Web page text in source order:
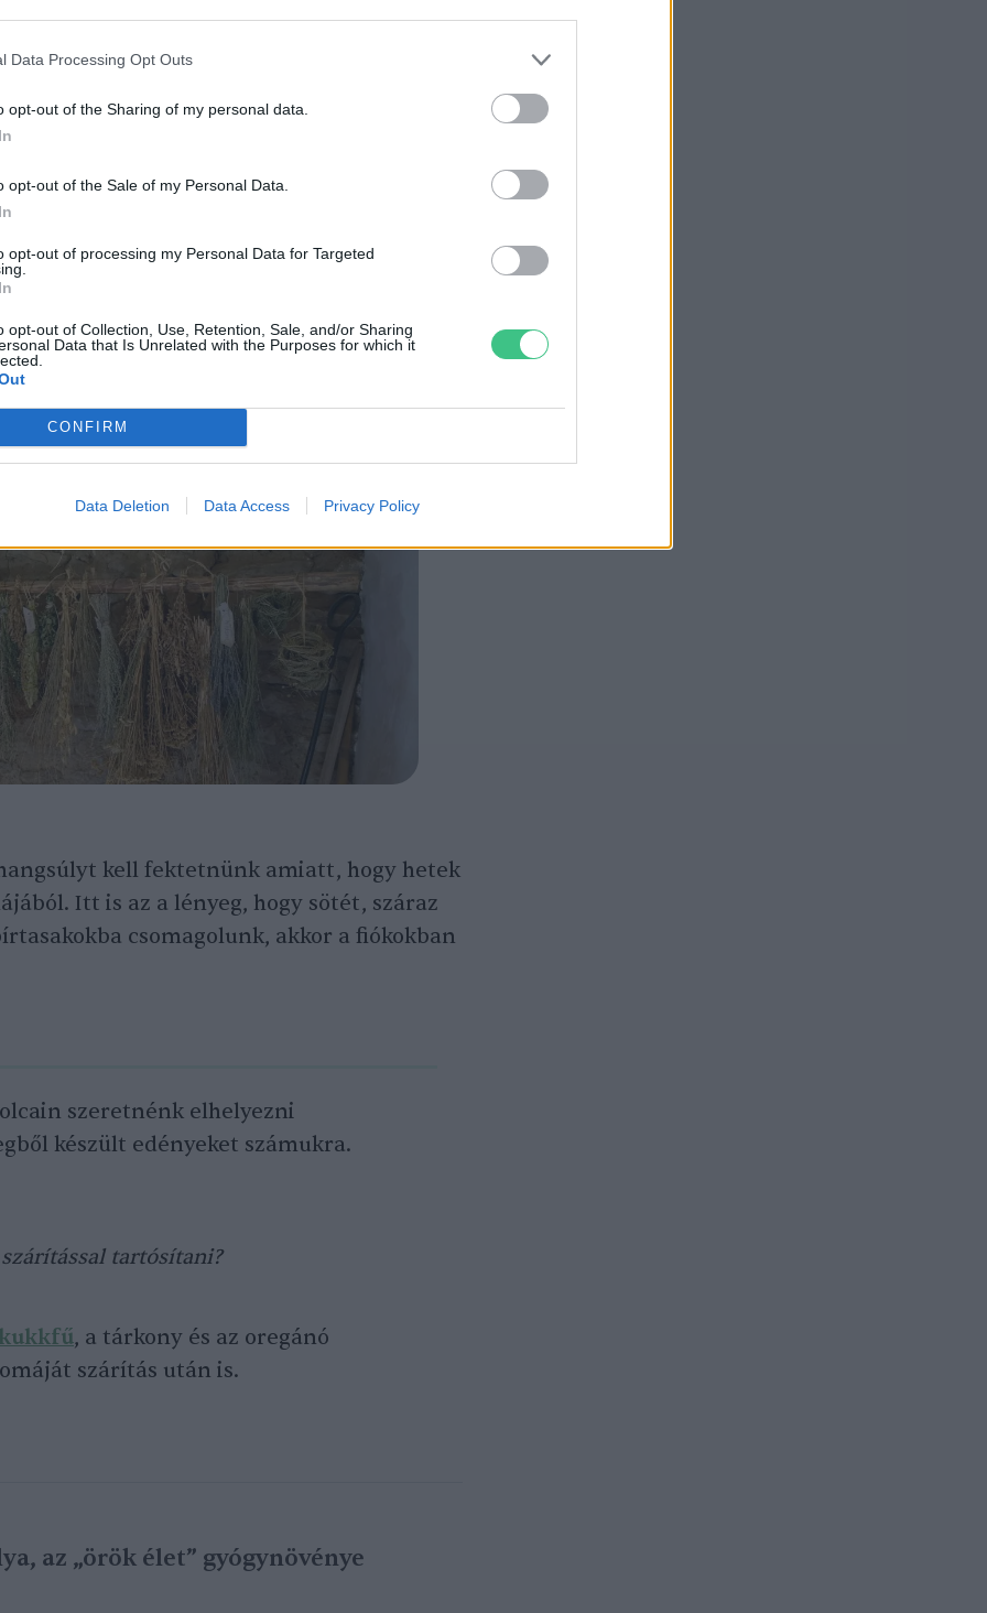
Data Processing Opt Outs
opt-out of the Sharing of my personal data.
opt-out of the Sale of my Personal Data.
opt-out of processing my Personal Data for Targeted
opt-out of Collection, Use, Retention, Sale, and/or Sharing
Data that Is Unrelated with the Purposes for which it
CONFIRM
Data Deletion Data Access Privacy Policy
alkalmazott leggyakoribb módszer a
a növényeinket, távolítsuk el az alsó
kötve fejjel lefelé lógassuk fel őket sötét,
helyen. Így a fűszernövényeink körülbelül
kell fektetnünk amiatt, hogy hetek
Itt is az a lényeg, hogy sötét, száraz
csomagolunk, akkor a fiókokban
szeretnénk elhelyezni
készült edényeket számukra.
tartósítani?
, a tárkony és az oregánó
szárítás után is.
az „örök élet” gyógynövénye